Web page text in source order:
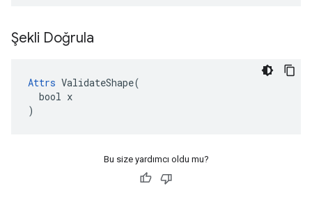
Şekli Doğrula
Attrs ValidateShape(
  bool x
)
Bu size yardımcı oldu mu?